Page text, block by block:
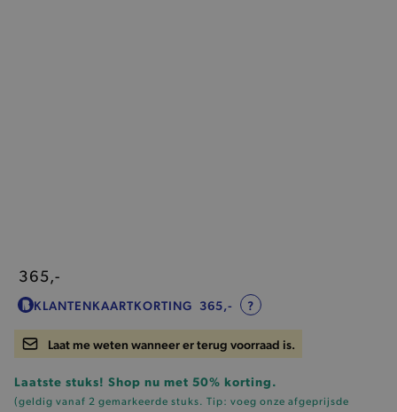
365,-
KLANTENKAARTKORTING 365,- ?
Laat me weten wanneer er terug voorraad is.
Laatste stuks! Shop nu met 50% korting.
(geldig vanaf 2 gemarkeerde stuks. Tip: voeg onze afgeprijsde